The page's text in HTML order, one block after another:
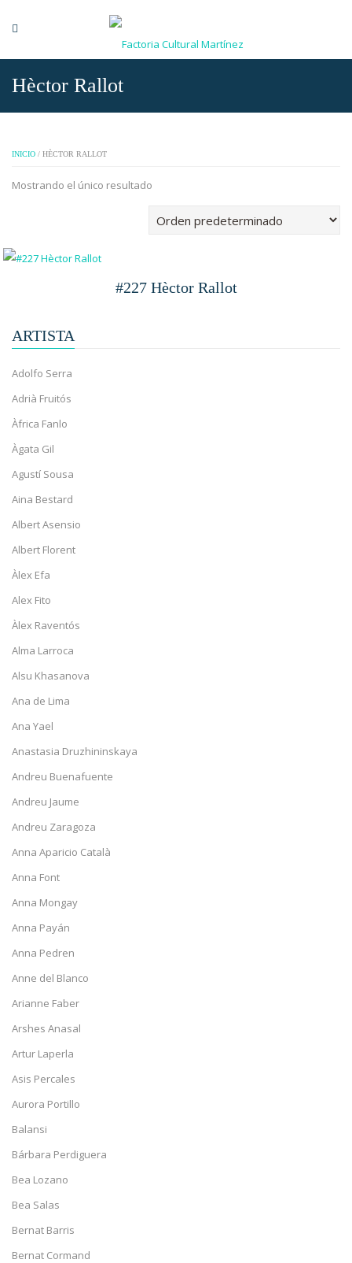
Hèctor Rallot
INICIO / HÈCTOR RALLOT
Mostrando el único resultado
#227 Hèctor Rallot
ARTISTA
Adolfo Serra
Adrià Fruitós
Àfrica Fanlo
Àgata Gil
Agustí Sousa
Aina Bestard
Albert Asensio
Albert Florent
Àlex Efa
Alex Fito
Àlex Raventós
Alma Larroca
Alsu Khasanova
Ana de Lima
Ana Yael
Anastasia Druzhininskaya
Andreu Buenafuente
Andreu Jaume
Andreu Zaragoza
Anna Aparicio Català
Anna Font
Anna Mongay
Anna Payán
Anna Pedren
Anne del Blanco
Arianne Faber
Arshes Anasal
Artur Laperla
Asis Percales
Aurora Portillo
Balansi
Bárbara Perdiguera
Bea Lozano
Bea Salas
Bernat Barris
Bernat Cormand